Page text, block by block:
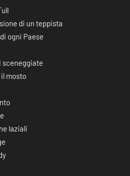
di un teppista
ogni Paese
sceneggiate
mosto
laziali